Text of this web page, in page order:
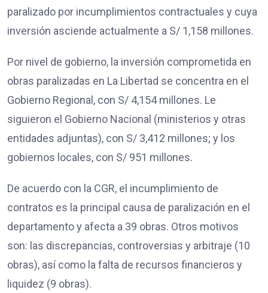
paralizado por incumplimientos contractuales y cuya
inversión asciende actualmente a S/ 1,158 millones.
Por nivel de gobierno, la inversión comprometida en
obras paralizadas en La Libertad se concentra en el
Gobierno Regional, con S/ 4,154 millones. Le
siguieron el Gobierno Nacional (ministerios y otras
entidades adjuntas), con S/ 3,412 millones; y los
gobiernos locales, con S/ 951 millones.
De acuerdo con la CGR, el incumplimiento de
contratos es la principal causa de paralización en el
departamento y afecta a 39 obras. Otros motivos
son: las discrepancias, controversias y arbitraje (10
obras), así como la falta de recursos financieros y
liquidez (9 obras).